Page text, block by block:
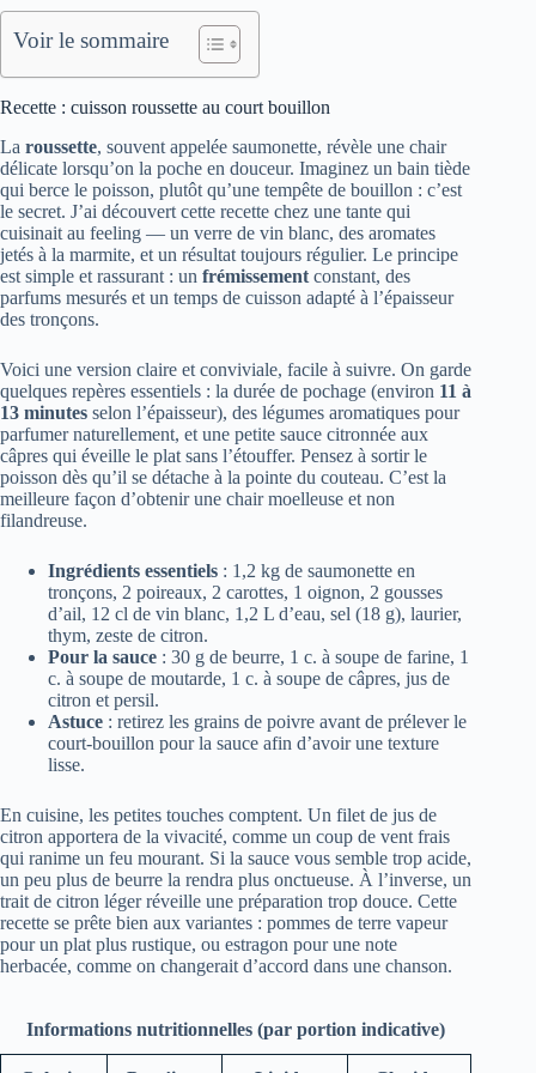
Voir le sommaire
Recette : cuisson roussette au court bouillon
La roussette, souvent appelée saumonette, révèle une chair
délicate lorsqu’on la poche en douceur. Imaginez un bain tiède
qui berce le poisson, plutôt qu’une tempête de bouillon : c’est
le secret. J’ai découvert cette recette chez une tante qui
cuisinait au feeling — un verre de vin blanc, des aromates
jetés à la marmite, et un résultat toujours régulier. Le principe
est simple et rassurant : un frémissement constant, des
parfums mesurés et un temps de cuisson adapté à l’épaisseur
des tronçons.
Voici une version claire et conviviale, facile à suivre. On garde
quelques repères essentiels : la durée de pochage (environ 11 à
13 minutes selon l’épaisseur), des légumes aromatiques pour
parfumer naturellement, et une petite sauce citronnée aux
câpres qui éveille le plat sans l’étouffer. Pensez à sortir le
poisson dès qu’il se détache à la pointe du couteau. C’est la
meilleure façon d’obtenir une chair moelleuse et non
filandreuse.
Ingrédients essentiels : 1,2 kg de saumonette en
tronçons, 2 poireaux, 2 carottes, 1 oignon, 2 gousses
d’ail, 12 cl de vin blanc, 1,2 L d’eau, sel (18 g), laurier,
thym, zeste de citron.
Pour la sauce : 30 g de beurre, 1 c. à soupe de farine, 1
c. à soupe de moutarde, 1 c. à soupe de câpres, jus de
citron et persil.
Astuce : retirez les grains de poivre avant de prélever le
court-bouillon pour la sauce afin d’avoir une texture
lisse.
En cuisine, les petites touches comptent. Un filet de jus de
citron apportera de la vivacité, comme un coup de vent frais
qui ranime un feu mourant. Si la sauce vous semble trop acide,
un peu plus de beurre la rendra plus onctueuse. À l’inverse, un
trait de citron léger réveille une préparation trop douce. Cette
recette se prête bien aux variantes : pommes de terre vapeur
pour un plat plus rustique, ou estragon pour une note
herbacée, comme on changerait d’accord dans une chanson.
Informations nutritionnelles (par portion indicative)